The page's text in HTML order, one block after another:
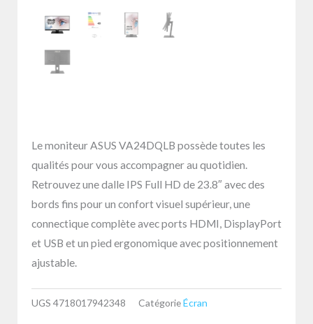
Le moniteur ASUS VA24DQLB possède toutes les
qualités pour vous accompagner au quotidien.
Retrouvez une dalle IPS Full HD de 23.8″ avec des
bords fins pour un confort visuel supérieur, une
connectique complète avec ports HDMI, DisplayPort
et USB et un pied ergonomique avec positionnement
ajustable.
UGS 4718017942348 CatégorieÉcran